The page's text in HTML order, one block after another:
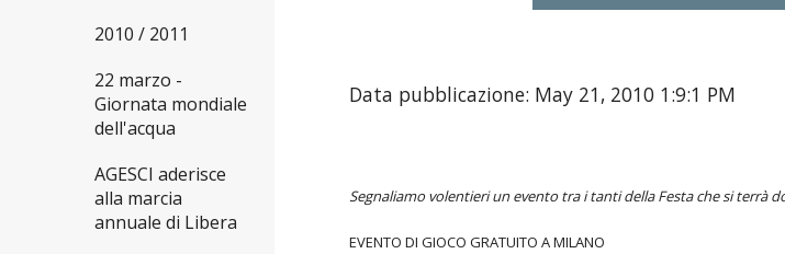
2010 / 2011
22 marzo -
Giornata mondiale
dell'acqua
AGESCI aderisce
alla marcia
annuale di Libera
Data pubblicazione: May 21, 2010 1:9:1 PM
Segnaliamo volentieri un evento tra i tanti della Festa che si terrà
EVENTO DI GIOCO GRATUITO A MILANO